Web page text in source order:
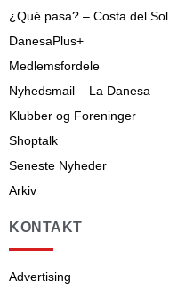
¿Qué pasa? – Costa del Sol
DanesaPlus+
Medlemsfordele
Nyhedsmail – La Danesa
Klubber og Foreninger
Shoptalk
Seneste Nyheder
Arkiv
KONTAKT
Advertising